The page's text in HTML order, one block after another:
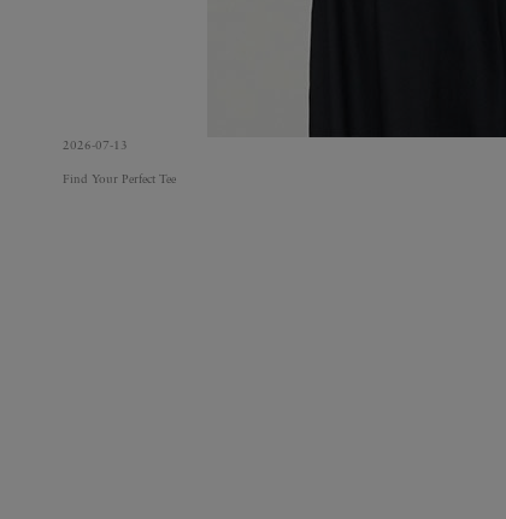
2026-07-13
Find Your Perfect Tee